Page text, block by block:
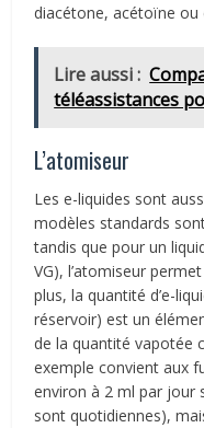
diacétone, acétoïne ou
Lire aussi :
téléassistances
L’atomiseur
Les e-liquides sont
modèles standards
tandis que pour un
VG), l’atomiseur
plus, la quantité d’e-
réservoir) est un
de la quantité vapotée
exemple convient aux
environ à 2 ml par jour
sont quotidiennes),